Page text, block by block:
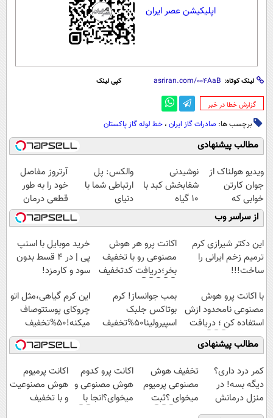
اپلیکیشن عصر ایران
لینک کوتاه: کپی لینک
‌گزارش خطا در خبر
برچسب ها: صادرات گاز ایران ، خط لوله گاز پاکستان
مطالب پیشنهادی
ویدیو هولناک از
جوان کارتن
خوابی که
میلیاردر شد.
آموزش رایگان
نوشیدنی
شفابخش کبد با
10 گیاه
موثر(تخفیف تا
امشب)
والکس: پل
ارتباطی شما با
دنیای
سرمایه‌گذاری
دیجیتال
آرتروز مفاصل
خود را به طور
قطعی درمان
کنید!
◗پرسش‌نامه◖
از سراسر وب
این دکتر شیرازی کرم
ترمیم زخم ایرانی را
ساخت!!!
اکانت پرو هر هوش
مصنوعی رو با تخفیف
بخر؛دریافت کدتخفیف
خرید موبایل با اسنپ
پی | در ۴ قسط بدون
سود و کارمزد!
با اکانت پرو هوش
مصنوعی نامحدود ازش
استفاده کن ؛ دریافت
کد تخفیف👇👇👇
بمب جوانساز! کرم
بوتاکس جلبک
اسپیرولینا50%تخفیف
این کرم گیاهی،مثل اتو
چروکای پوستتوصاف
میکنه!50%تخفیف
مطالب پیشنهادی
کمر درد داری؟
دیگه بسه! در
منزل درمانش
کن
تخفیف هوش
مصنوعی پرمیوم
میخوای ؟ثبت
اکانت پرو کدوم
هوش مصنوعی و
میخوای؟انجا با
اکانت پرمیوم
هوش مصنوعیت
و با تخفیف